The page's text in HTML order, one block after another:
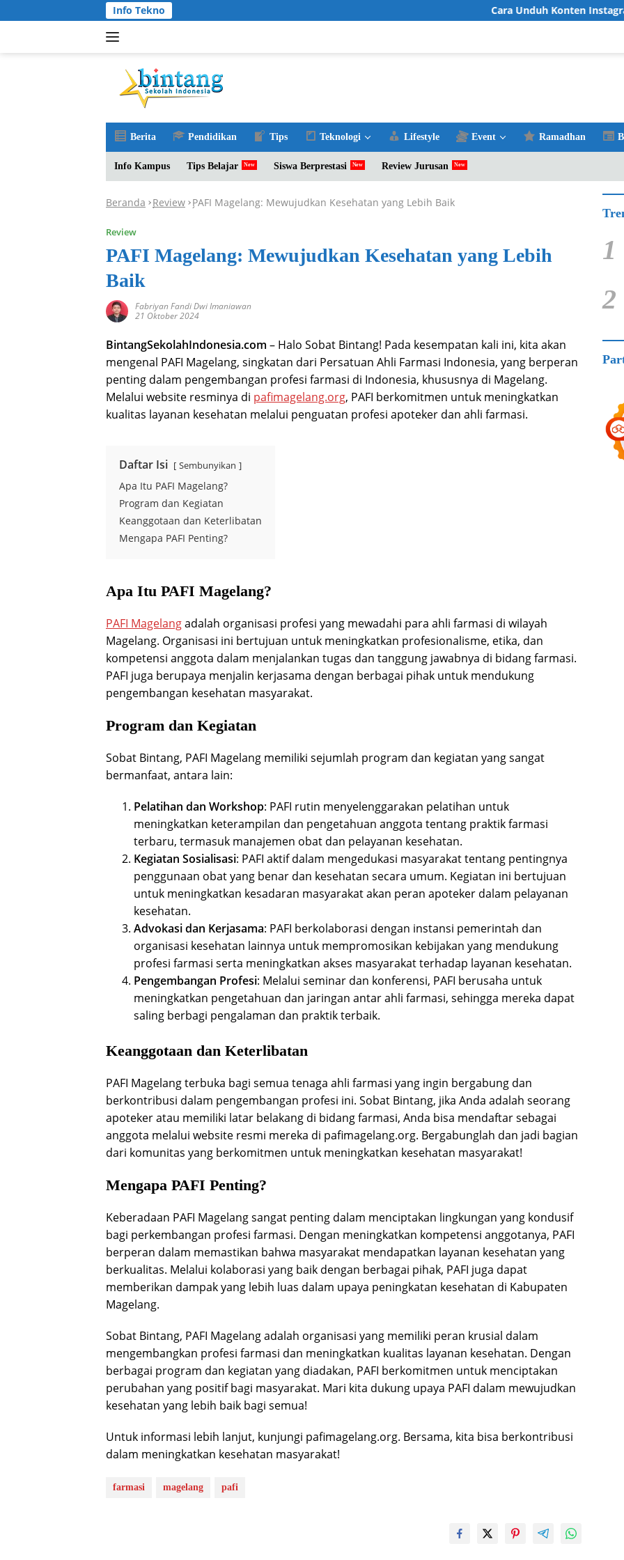
ke
Info Tekno Cara Unduh Konten Instagram
Berita Pendidikan Tips Teknologi Lifestyle Event Ramadhan
Info Kampus Tips Belajar Siswa Berprestasi Review Jurusan
Beranda -Review -PAFI Magelang: Mewujudkan Kesehatan yang Lebih Baik
Review
PAFI Magelang: Mewujudkan Kesehatan yang Lebih
Baik
Fabriyan Fandi Dwi Imaniawan
21 Oktober 2024
BintangSekolahIndonesia.com – Halo Sobat Bintang! Pada kesempatan kali ini, kita akan
mengenal PAFI Magelang, singkatan dari Persatuan Ahli Farmasi Indonesia, yang berperan
penting dalam pengembangan profesi farmasi di Indonesia, khususnya di Magelang.
Melalui website resminya di pafimagelang.org, PAFI berkomitmen untuk meningkatkan
kualitas layanan kesehatan melalui penguatan profesi apoteker dan ahli farmasi.
Daftar Isi Sembunyikan
Apa Itu PAFI Magelang?
Program dan Kegiatan
Keanggotaan dan Keterlibatan
Mengapa PAFI Penting?
Apa Itu PAFI Magelang?
PAFI Magelangadalah organisasi profesi yang mewadahi para ahli farmasi di wilayah
Magelang. Organisasi ini bertujuan untuk meningkatkan profesionalisme, etika, dan
kompetensi anggota dalam menjalankan tugas dan tanggung jawabnya di bidang farmasi.
PAFI juga berupaya menjalin kerjasama dengan berbagai pihak untuk mendukung
pengembangan kesehatan masyarakat.
Program dan Kegiatan
Sobat Bintang, PAFI Magelang memiliki sejumlah program dan kegiatan yang sangat
bermanfaat, antara lain:
Pelatihan dan Workshop: PAFI rutin menyelenggarakan pelatihan untuk
meningkatkan keterampilan dan pengetahuan anggota tentang praktik farmasi
terbaru, termasuk manajemen obat dan pelayanan kesehatan.
Kegiatan Sosialisasi: PAFI aktif dalam mengedukasi masyarakat tentang pentingnya
penggunaan obat yang benar dan kesehatan secara umum. Kegiatan ini bertujuan
untuk meningkatkan kesadaran masyarakat akan peran apoteker dalam pelayanan
kesehatan.
Advokasi dan Kerjasama: PAFI berkolaborasi dengan instansi pemerintah dan
organisasi kesehatan lainnya untuk mempromosikan kebijakan yang mendukung
profesi farmasi serta meningkatkan akses masyarakat terhadap layanan kesehatan.
Pengembangan Profesi: Melalui seminar dan konferensi, PAFI berusaha untuk
meningkatkan pengetahuan dan jaringan antar ahli farmasi, sehingga mereka dapat
saling berbagi pengalaman dan praktik terbaik.
Keanggotaan dan Keterlibatan
PAFI Magelang terbuka bagi semua tenaga ahli farmasi yang ingin bergabung dan
berkontribusi dalam pengembangan profesi ini. Sobat Bintang, jika Anda adalah seorang
apoteker atau memiliki latar belakang di bidang farmasi, Anda bisa mendaftar sebagai
anggota melalui website resmi mereka di pafimagelang.org. Bergabunglah dan jadi bagian
dari komunitas yang berkomitmen untuk meningkatkan kesehatan masyarakat!
Mengapa PAFI Penting?
Keberadaan PAFI Magelang sangat penting dalam menciptakan lingkungan yang kondusif
bagi perkembangan profesi farmasi. Dengan meningkatkan kompetensi anggotanya, PAFI
berperan dalam memastikan bahwa masyarakat mendapatkan layanan kesehatan yang
berkualitas. Melalui kolaborasi yang baik dengan berbagai pihak, PAFI juga dapat
memberikan dampak yang lebih luas dalam upaya peningkatan kesehatan di Kabupaten
Magelang.
Sobat Bintang, PAFI Magelang adalah organisasi yang memiliki peran krusial dalam
mengembangkan profesi farmasi dan meningkatkan kualitas layanan kesehatan. Dengan
berbagai program dan kegiatan yang diadakan, PAFI berkomitmen untuk menciptakan
perubahan yang positif bagi masyarakat. Mari kita dukung upaya PAFI dalam mewujudkan
kesehatan yang lebih baik bagi semua!
Untuk informasi lebih lanjut, kunjungi pafimagelang.org. Bersama, kita bisa berkontribusi
dalam meningkatkan kesehatan masyarakat!
farmasi magelang pafi
1
2